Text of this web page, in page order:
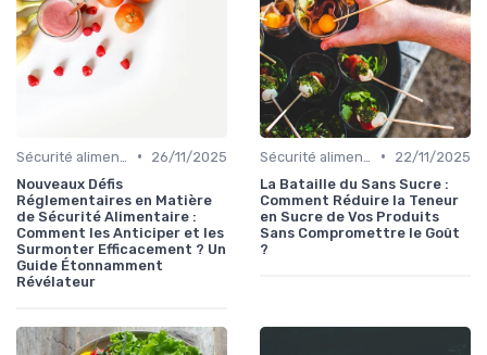
•
26/11/2025
Nouveaux Défis
Réglementaires en Matière
de Sécurité Alimentaire :
Comment les Anticiper et les
Surmonter Efficacement ? Un
Guide Étonnamment
Révélateur
•
22/11/2025
La Bataille du Sans Sucre :
Comment Réduire la Teneur
en Sucre de Vos Produits
Sans Compromettre le Goût
?